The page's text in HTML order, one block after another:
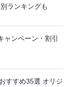
ランキングも
ャンペーン・割引
すすめ35選 オリジ